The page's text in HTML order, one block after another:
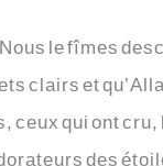
le fîmes
clairs et
ceux qui ont
des